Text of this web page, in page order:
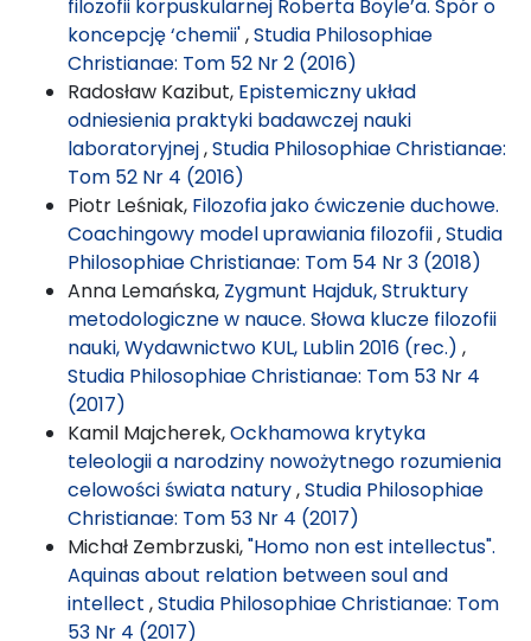
filozofii korpuskularnej Roberta Boyle’a. Spór o
koncepcję ‘chemii',Studia Philosophiae
Christianae: Tom 52 Nr 2 (2016)
Radosław Kazibut, Epistemiczny układ
odniesienia praktyki badawczej nauki
laboratoryjnej,Studia Philosophiae Christianae:
Tom 52 Nr 4 (2016)
Piotr Leśniak, Filozofia jako ćwiczenie duchowe.
Coachingowy model uprawiania filozofii,Studia
Philosophiae Christianae: Tom 54 Nr 3 (2018)
Anna Lemańska, Zygmunt Hajduk, Struktury
metodologiczne w nauce. Słowa klucze filozofii
nauki, Wydawnictwo KUL, Lublin 2016 (rec.) ,
Studia Philosophiae Christianae: Tom 53 Nr 4
(2017)
Kamil Majcherek,Ockhamowa krytyka
teleologii a narodziny nowożytnego rozumienia
celowości świata natury,Studia Philosophiae
Christianae: Tom 53 Nr 4 (2017)
Michał Zembrzuski,"Homo non est intellectus".
Aquinas about relation between soul and
intellect ,Studia Philosophiae Christianae: Tom
53 Nr 4 (2017)